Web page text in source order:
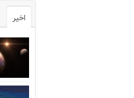
اخیر